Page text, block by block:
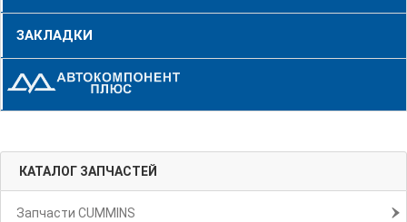
ЗАКЛАДКИ
КАТАЛОГ ЗАПЧАСТЕЙ
Запчасти CUMMINS